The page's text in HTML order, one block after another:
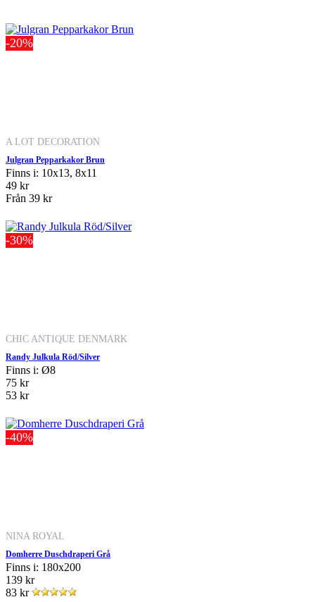
-20%
A LOT DECORATION
Julgran Pepparkakor Brun
Finns i: 10x13, 8x11
49 kr
Från 39 kr
-30%
CHIC ANTIQUE DENMARK
Randy Julkula Röd/Silver
Finns i: Ø8
75 kr
53 kr
-40%
NINA ROYAL
Domherre Duschdraperi Grå
Finns i: 180x200
139 kr
83 kr